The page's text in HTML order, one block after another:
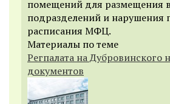
помещений для размещения
подразделений и
расписания МФЦ.
Материалы по теме
Регпалата на Дубровинского
документов